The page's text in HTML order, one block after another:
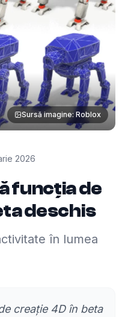
Sursă imagine: Roblox
2026
funcția de
deschis
în lumea
creație 4D în beta